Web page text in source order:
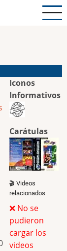
Iconos
Informativos
Carátulas
🎬 Videos
relacionados
❌ No se
pudieron
cargar los
videos